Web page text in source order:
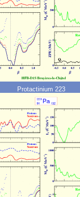
Protactinium 223